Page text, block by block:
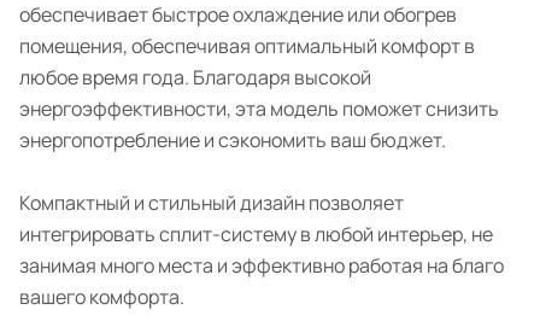
обеспечивает быстрое охлаждение или обогрев
помещения, обеспечивая оптимальный комфорт в
любое время года. Благодаря высокой
энергоэффективности, эта модель поможет снизить
энергопотребление и сэкономить ваш бюджет.
Компактный и стильный дизайн позволяет
интегрировать сплит-систему в любой интерьер, не
занимая много места и эффективно работая на благо
вашего комфорта.